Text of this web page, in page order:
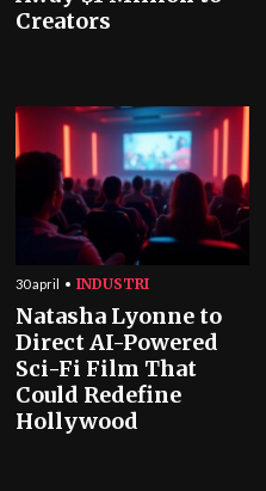
Creators
30 april INDUSTRI
Natasha Lyonne to
Direct AI-Powered
Sci-Fi Film That
Could Redefine
Hollywood